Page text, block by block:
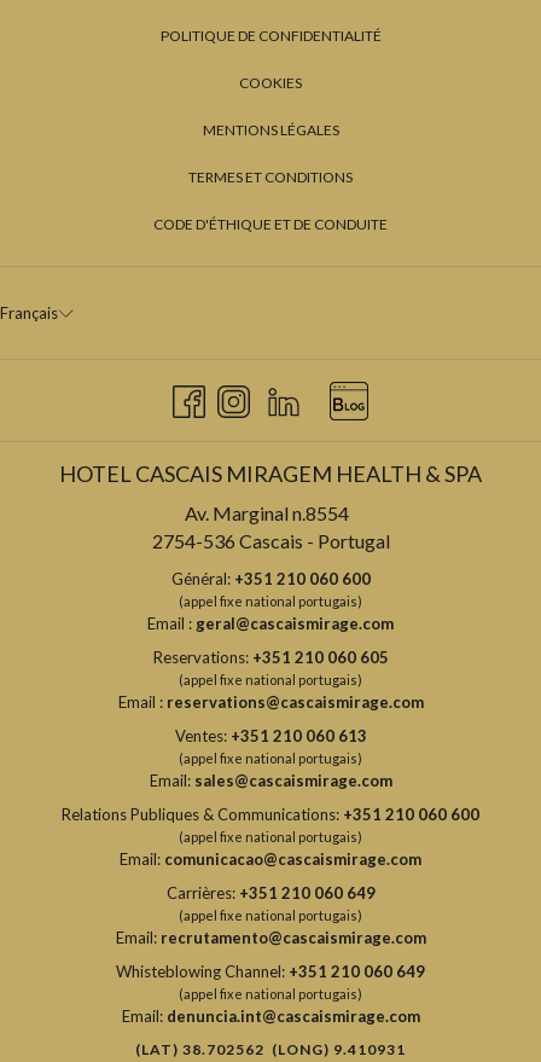
POLITIQUE DE CONFIDENTIALITÉ
COOKIES
MENTIONS LÉGALES
TERMES ET CONDITIONS
CODE D'ÉTHIQUE ET DE CONDUITE
Français
HOTEL CASCAIS MIRAGEM HEALTH & SPA
Av. Marginal n.8554
2754-536 Cascais - Portugal
Général: +351 210 060 600
(appel fixe national portugais)
Email :geral@cascaismirage.com
Reservations: +351 210 060 605
(appel fixe national portugais)
Email : reservations@cascaismirage.com
Ventes: +351 210 060 613
(appel fixe national portugais)
Email: sales@cascaismirage.com
Relations Publiques & Communications: +351 210 060 600
(appel fixe national portugais)
Email: comunicacao@cascaismirage.com
Carrières: +351 210 060 649
(appel fixe national portugais)
Email: recrutamento@cascaismirage.com
Whisteblowing Channel: +351 210 060 649
(appel fixe national portugais)
Email: denuncia.int@cascaismirage.com
(LAT) 38.702562 (LONG) 9.410931